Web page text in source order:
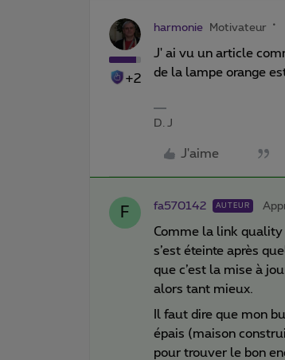
+2
harmonie Motivateur
J' ai vu un article
de la lampe orange
D. J
J'aime
F fa570142 AUTEUR
Comme la link quality
s’est éteinte après
que c’est la mise à
alors tant mieux.
Il faut dire que mon
épais (maison
pour trouver le bon